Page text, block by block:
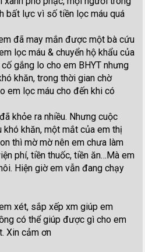
bất lực vì số tiền lọc máu quá
đã may mắn được một bà cứu
lọc máu & chuyển hộ khẩu của
gắng lo cho em BHYT nhưng
khăn, trong thời gian chờ
em lọc máu cho đến khi có
khỏe ra nhiều. Nhưng cuộc
khó khăn, một mắt của em thị
thì mờ mờ nên em chưa làm
phí, tiền thuốc, tiền ăn…Mà em
Hiện giờ em vẫn đang chạy
xét, sắp xếp xm giúp em
có thể giúp được gì cho em
Xin cảm ơn